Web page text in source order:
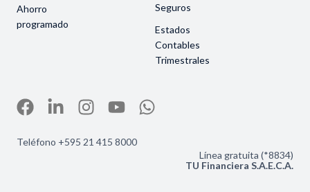
Ahorro
programado
Seguros
Estados
Contables
Trimestrales
Teléfono +595 21 415 8000
Línea gratuita (*8834)
TU Financiera S.A.E.C.A.